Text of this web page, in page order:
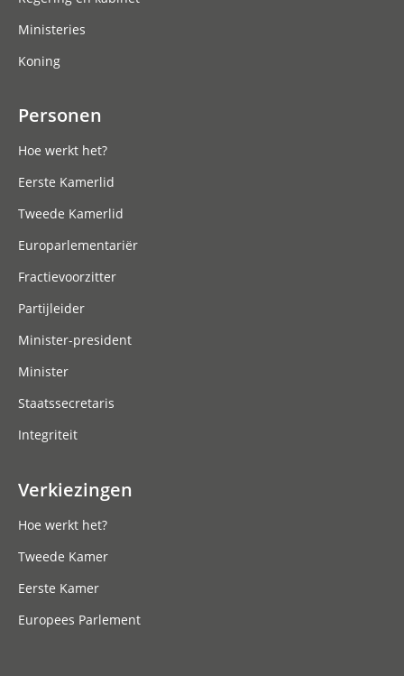
Ministeries
Koning
Personen
Hoe werkt het?
Eerste Kamerlid
Tweede Kamerlid
Europarlementariër
Fractievoorzitter
Partijleider
Minister-president
Minister
Staatssecretaris
Integriteit
Verkiezingen
Hoe werkt het?
Tweede Kamer
Eerste Kamer
Europees Parlement